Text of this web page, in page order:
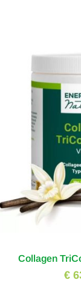
Collagen
€